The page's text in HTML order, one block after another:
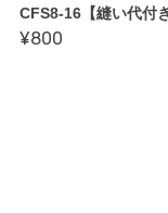
¥800